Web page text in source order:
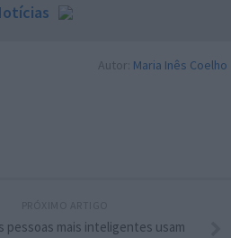
Autor: Maria Inês Coelho
pessoas mais inteligentes usam